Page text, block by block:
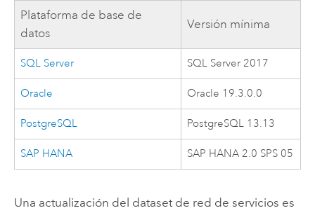
Plataforma de base de
datos
Versión mínima
SQL Server SQL Server 2017
Oracle Oracle 19.3.0.0
PostgreSQL PostgreSQL 13.13
SAP HANA SAP HANA 2.0 SPS 05
Una actualización del dataset de red de servicios es